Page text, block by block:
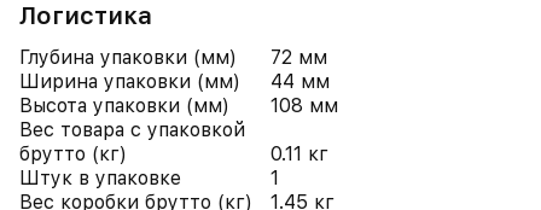
Логистика
Глубина упаковки (мм)
72 мм
Ширина упаковки (мм)
44 мм
Высота упаковки (мм)
108 мм
Вес товара с упаковкой
брутто (кг)
0.11 кг
Штук в упаковке
1
Вес коробки брутто (кг)
1.45 кг